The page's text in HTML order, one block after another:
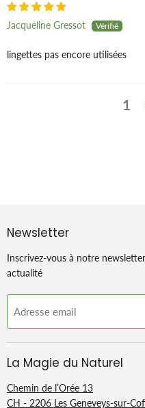
Jacqueline Gressot
lingettes pas encore utilisées
1
Newsletter
Inscrivez-vous à notre
actualité
Adresse email
La Magie du Naturel
Chemin de l’Orée 13
CH - 2206 Les Geneveys-sur-